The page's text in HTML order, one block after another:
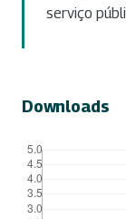
serviço
Downloads